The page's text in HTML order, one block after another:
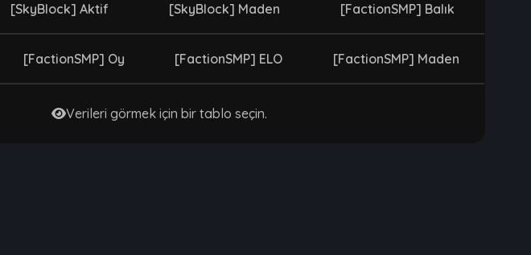
[SkyBlock] Aktif [SkyBlock] Maden [FactionSMP] Balık
[FactionSMP] Oy [FactionSMP] ELO [FactionSMP] Maden
Verileri görmek için bir tablo seçin.